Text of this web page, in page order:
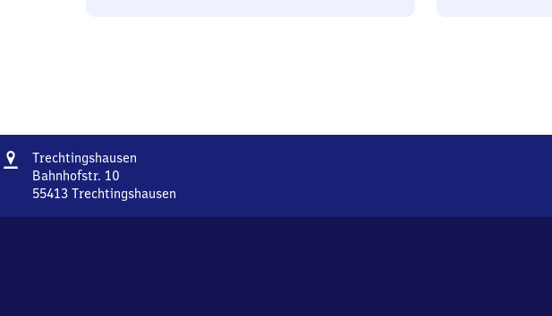
Adresse
Trechtingshausen
Bahnhofstr. 10
55413 Trechtingshausen